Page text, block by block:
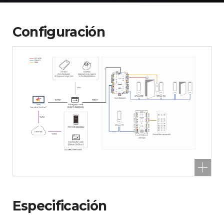
Configuración
Especificación